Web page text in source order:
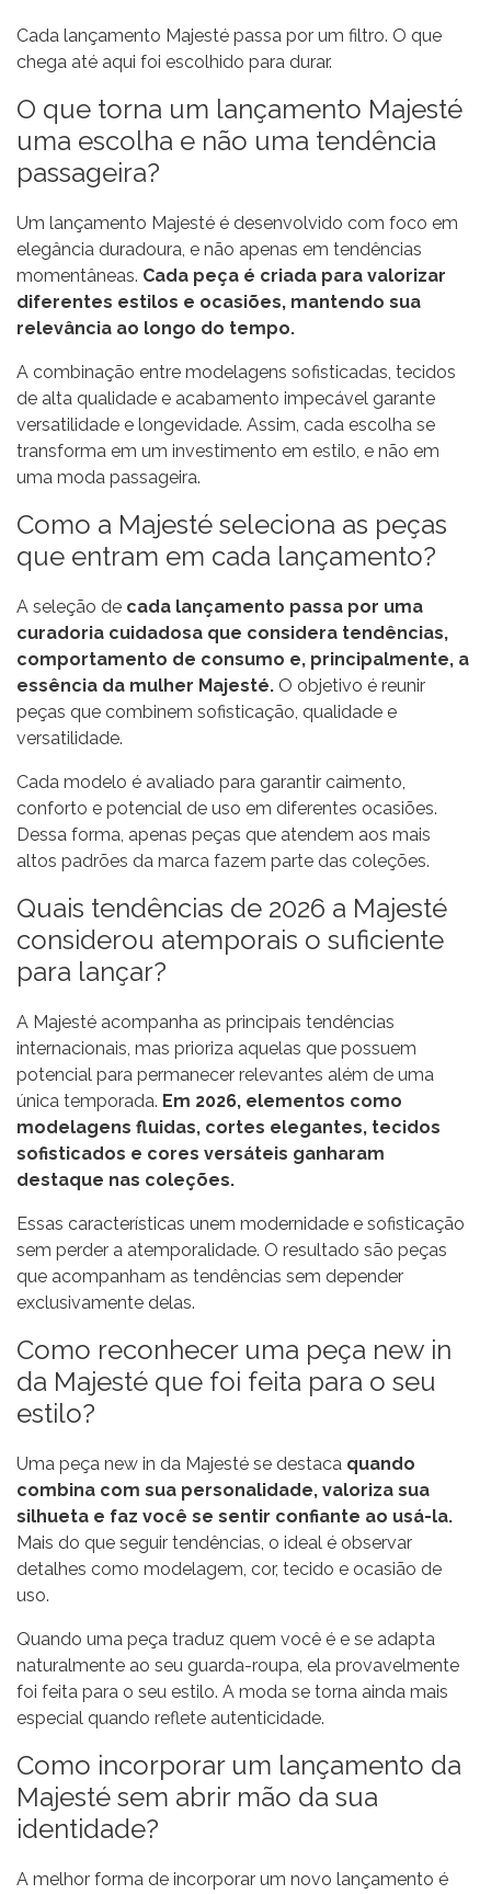
Cada lançamento Majesté passa por um filtro. O que
chega até aqui foi escolhido para durar.
O que torna um lançamento Majesté
uma escolha e não uma tendência
passageira?
Um lançamento Majesté é desenvolvido com foco em
elegância duradoura, e não apenas em tendências
momentâneas. Cada peça é criada para valorizar
diferentes estilos e ocasiões, mantendo sua
relevância ao longo do tempo.
A combinação entre modelagens sofisticadas, tecidos
de alta qualidade e acabamento impecável garante
versatilidade e longevidade. Assim, cada escolha se
transforma em um investimento em estilo, e não em
uma moda passageira.
Como a Majesté seleciona as peças
que entram em cada lançamento?
A seleção de cada lançamento passa por uma
curadoria cuidadosa que considera tendências,
comportamento de consumo e, principalmente, a
essência da mulher Majesté. O objetivo é reunir
peças que combinem sofisticação, qualidade e
versatilidade.
Cada modelo é avaliado para garantir caimento,
conforto e potencial de uso em diferentes ocasiões.
Dessa forma, apenas peças que atendem aos mais
altos padrões da marca fazem parte das coleções.
Quais tendências de 2026 a Majesté
considerou atemporais o suficiente
para lançar?
A Majesté acompanha as principais tendências
internacionais, mas prioriza aquelas que possuem
potencial para permanecer relevantes além de uma
única temporada. Em 2026, elementos como
modelagens fluidas, cortes elegantes, tecidos
sofisticados e cores versáteis ganharam
destaque nas coleções.
Essas características unem modernidade e sofisticação
sem perder a atemporalidade. O resultado são peças
que acompanham as tendências sem depender
exclusivamente delas.
Como reconhecer uma peça new in
da Majesté que foi feita para o seu
estilo?
Uma peça new in da Majesté se destaca quando
combina com sua personalidade, valoriza sua
silhueta e faz você se sentir confiante ao usá-la.
Mais do que seguir tendências, o ideal é observar
detalhes como modelagem, cor, tecido e ocasião de
uso.
Quando uma peça traduz quem você é e se adapta
naturalmente ao seu guarda-roupa, ela provavelmente
foi feita para o seu estilo. A moda se torna ainda mais
especial quando reflete autenticidade.
Como incorporar um lançamento da
Majesté sem abrir mão da sua
identidade?
A melhor forma de incorporar um novo lançamento é